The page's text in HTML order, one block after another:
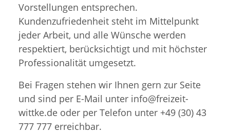
Vorstellungen entsprechen.
Kundenzufriedenheit steht im Mittelpunkt
jeder Arbeit, und alle Wünsche werden
respektiert, berücksichtigt und mit höchster
Professionalität umgesetzt.
Bei Fragen stehen wir Ihnen gern zur Seite
und sind per E-Mail unter info@freizeit-
wittke.de oder per Telefon unter +49 (30) 43
777 777 erreichbar.